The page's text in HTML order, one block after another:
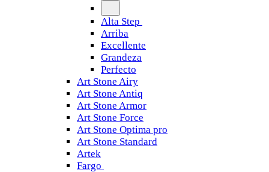
Alta Step
Arriba
Excellente
Grandeza
Perfecto
Art Stone Airy
Art Stone Antiq
Art Stone Armor
Art Stone Force
Art Stone Optima pro
Art Stone Standard
Artek
Fargo